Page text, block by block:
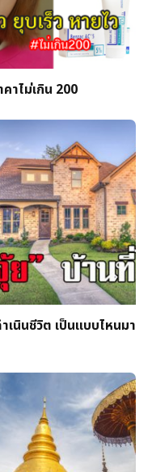
าไม่เกิน 200
นินชีวิต เป็นแบบไหนมา